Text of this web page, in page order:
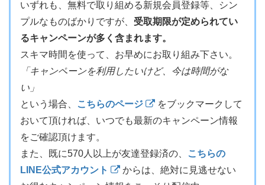
いずれも、無料で取り組める新規会員登録等、シン
プルなものばかりですが、 受取期限が定められてい
るキャンペーンが多く含まれます。
スキマ時間を使って、お早めにお取り組み下さい。
「キャンペーンを利用したいけど、今は時間がな
い」
という場合、
こちらのページ
をブックマークして
おいて頂ければ、いつでも最新のキャンペーン情報
をご確認頂けます。
また、既に570人以上が友達登録済の、
こちらの
LINE公式アカウント
からは、絶対に見逃せない